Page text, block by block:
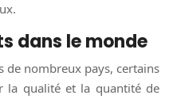
dans le monde
de nombreux pays, certains
la qualité et la quantité de